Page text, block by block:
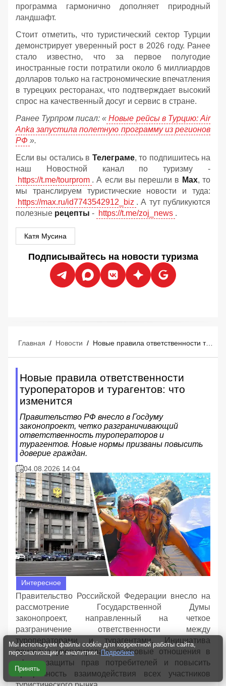
программа гармонично дополняет природный
ландшафт.
Стоит отметить, что туристический сектор Турции
демонстрирует уверенный рост в 2026 году. Ранее
стало известно, что за первое полугодие
иностранные гости потратили около 6 миллиардов
долларов только на гастрономические впечатления
в турецких ресторанах, что подтверждает высокий
спрос на качественный досуг и сервис в стране.
Ранее Турпром писал: « Новые рейсы в Турцию: Air
Anka запустила полетную программу из регионов
РФ ».
Если вы остались в Телеграме, то подпишитесь на
наш Новостной канал по туризму -
https://t.me/tourprom . А если вы перешли в Мах, то
мы транслируем туристические новости и туда:
https://max.ru/id7743542912_biz . А тут публикуются
полезные рецепты - https://t.me/zoj_news .
Катя Мусина
Подписывайтесь на новости туризма
Главная / Новости / Новые правила ответственности туроператоров и турагентов: что изменится
Новые правила ответственности
туроператоров и турагентов: что
изменится
Правительство РФ внесло в Госдуму
законопроект, четко разграничивающий
ответственность туроператоров и
турагентов. Новые нормы призваны повысить
доверие граждан.
04.08.2026 14:04
Интересное
Правительство Российской Федерации внесло на
рассмотрение Государственной Думы
законопроект, направленный на четкое
разграничение ответственности между
туроператорами и турагентами. Инициатива
призвана урегулировать правовые отношения в
сфере защиты прав потребителей и повысить
прозрачность взаимодействия всех участников
Мы используем файлы cookie для корректной работы сайта,
персонализации и аналитики. Подробнее
Принять